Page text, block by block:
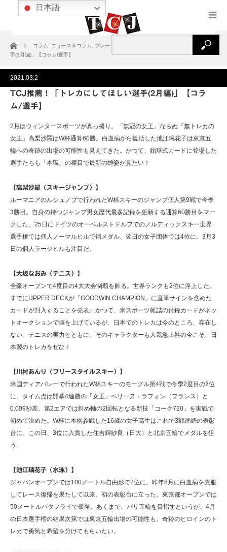
ホーム コラム ニュース＆コラム プレーヤー
TCJ推薦！「トレカにしてほしい選
手(2月編)」【コラム/選手】
2021.03.2
TCJ推薦！「トレカにしてほしい選手(2月編)」【コラ
ム/選手】
2月はウィンタースポーツが真っ盛り。「無冠の女王」ならぬ「無トレカの
女王」高梨沙羅はW杯通算60勝。白血病から復活した池江璃花子は東京五
輪への奇跡の出場の可能性も見えてきた。かつて、始球式カードに登場した
選手たちも「本職」の種目で最新の雄姿が見たい！
【高梨沙羅（スキージャンプ）】
ルーマニアのルシュノブで行われたW杯スキーのジャンプ個人第9戦で今季
3勝目。自身の持つジャンプ男女歴代最多記録を更新する通算60勝目をマー
クした。25日にドイツのオーベルストドルフでのノルディックスキー世界
選手権では個人ノーマルヒルで銅メダル、翌日の女子団体では4位に。3月3
日の個人ラージヒルも注目だ。
【大坂なおみ（テニス）】
全豪オープンで4度目の4大大会制覇を飾る。世界ランクも2位に浮上した。
すでにUPPER DECKが「GOODWIN CHAMPION」に直筆サインを含めた
カードが封入することを発表。かつて、米スポーツ雑誌の付録カードがネッ
トオークションで値を上げているが、日本でのトレカは今のところ、存在し
ない。テニスの実力とともに、そのキャラクターも人気急上昇の今こそ、日
本製のトレカをぜひ！
【川村あんり（フリースタイルスキー）】
米国ディアバレーで行われたW杯スキーのモーグル第4戦で今季2度目の2位
に。タイム点は開幕4連勝の「女王」ペリーヌ・ラフォン（フランス）と
0.009秒差。第2エアでは斜め軸の2回転となる新技「コーク720」を実戦で
初めて決めた。W杯に本格参戦した16歳の女子高生はこれで3戦連続の表彰
台に。この日、3位に入賞した住吉輝紗良（日大）と北京五輪でメダルを狙
う。
【池江璃花子（水泳）】
ジャパンオープンでは100メートル自由形で2位に。昨年8月に白血病を克服
してレース復帰を果たして以来、初の表彰台に立った。東京都オープンでは
50メートルバタフライで優勝。あくまで、パリ五輪を目指すというが、4月
の日本選手権の結果次第では東京五輪出場の可能性も。奇跡のヒロインのト
レカで勇気と希望を分けてもらいたい。
日本語